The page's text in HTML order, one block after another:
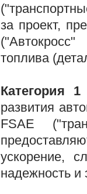
за проект,
топлива
Категория
развития
FSAE
ускорение,
надежность и